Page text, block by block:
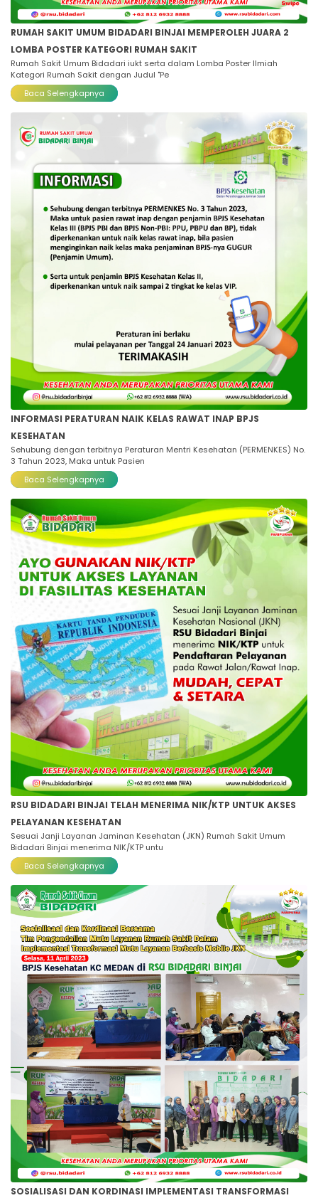
RUMAH SAKIT UMUM BIDADARI BINJAI MEMPEROLEH JUARA 2
LOMBA POSTER KATEGORI RUMAH SAKIT
Rumah Sakit Umum Bidadari iukt serta dalam Lomba Poster Ilmiah
Kategori Rumah Sakit dengan Judul "Pe
Baca Selengkapnya
INFORMASI PERATURAN NAIK KELAS RAWAT INAP BPJS
KESEHATAN
Sehubung dengan terbitnya Peraturan Mentri Kesehatan (PERMENKES) No.
3 Tahun 2023, Maka untuk Pasien
Baca Selengkapnya
RSU BIDADARI BINJAI TELAH MENERIMA NIK/KTP UNTUK AKSES
PELAYANAN KESEHATAN
Sesuai Janji Layanan Jaminan Kesehatan (JKN) Rumah Sakit Umum
Bidadari Binjai menerima NIK/KTP untu
Baca Selengkapnya
SOSIALISASI DAN KORDINASI IMPLEMENTASI TRANSFORMASI